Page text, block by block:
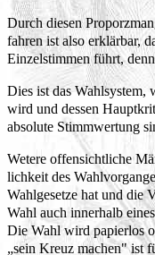
Durch diesen
fahren ist also erklärbar,
Einzelstimmen führt,
Dies ist das Wahlsystem,
wird und dessen
absolute Stimmwertung
Wetere offensichtliche
lichkeit des
Wahlgesetze hat und die
Wahl auch innerhalb
Die Wahl wird papierlos
„sein Kreuz machen" ist